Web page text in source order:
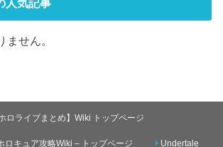
人気記事
ません。
ホロライブまとめ】Wiki トップページ
ロキュア攻略Wiki – トップページ Undertale